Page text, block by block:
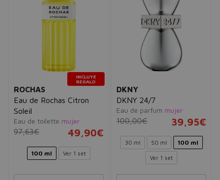
INCLUYE
REGALO
ROCHAS
Eau de Rochas Citron
Soleil
Eau de toilette mujer
97,63€ 49,90€
100 ml Ver 1 set
DKNY
DKNY 24/7
Eau de parfum mujer
100,00€ 39,95€
30 ml 50 ml 100 ml
Ver 1 set